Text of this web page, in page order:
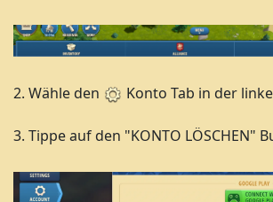
2. Wähle den Konto Tab in der
3. Tippe auf den "KONTO LÖSCHEN"